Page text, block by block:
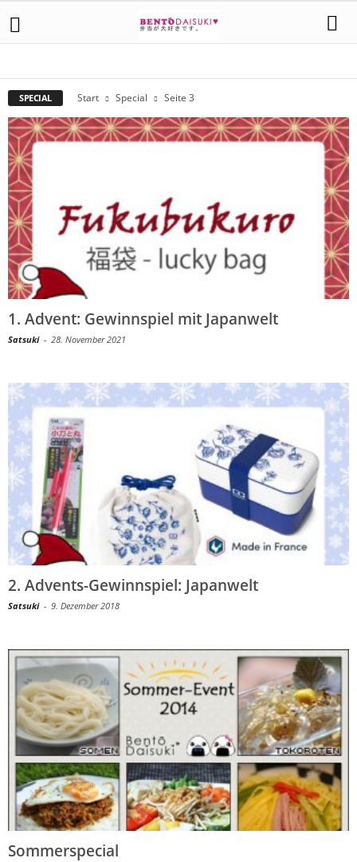
SPECIAL Start Special Seite 3
1. Advent: Gewinnspiel mit Japanwelt
Satsuki - 28. November 2021
2. Advents-Gewinnspiel: Japanwelt
Satsuki - 9. Dezember 2018
Sommerspecial